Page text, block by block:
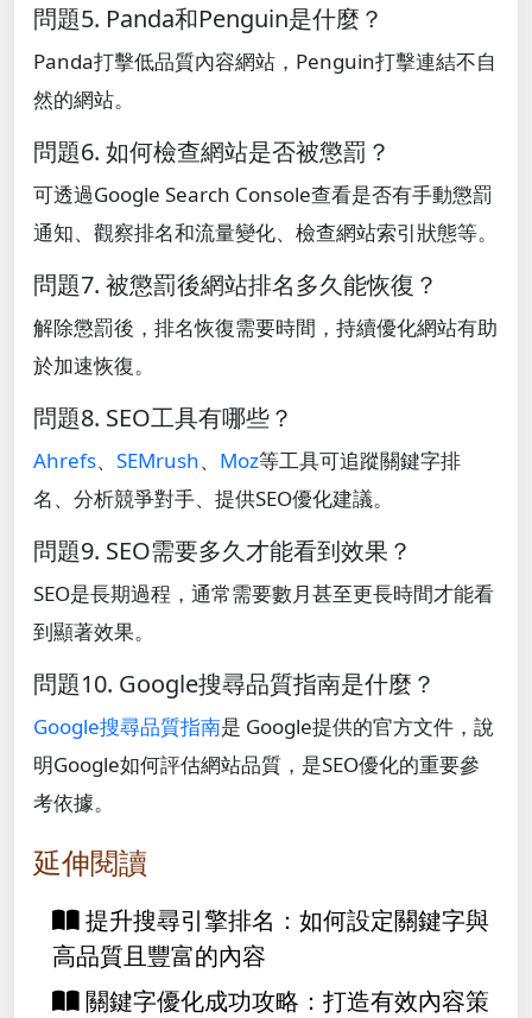
問題5. Panda和Penguin是什麼？
Panda打擊低品質內容網站，Penguin打擊連結不自
然的網站。
問題6. 如何檢查網站是否被懲罰？
可透過Google Search Console查看是否有手動懲罰
通知、觀察排名和流量變化、檢查網站索引狀態等。
問題7. 被懲罰後網站排名多久能恢復？
解除懲罰後，排名恢復需要時間，持續優化網站有助
於加速恢復。
問題8. SEO工具有哪些？
Ahrefs、 SEMrush、 Moz等工具可追蹤關鍵字排
名、分析競爭對手、提供SEO優化建議。
問題9. SEO需要多久才能看到效果？
SEO是長期過程，通常需要數月甚至更長時間才能看
到顯著效果。
問題10. Google搜尋品質指南是什麼？
Google搜尋品質指南是 Google提供的官方文件，說
明Google如何評估網站品質，是SEO優化的重要參
考依據。
延伸閱讀
提升搜尋引擎排名：如何設定關鍵字與
高品質且豐富的內容
關鍵字優化成功攻略：打造有效內容策